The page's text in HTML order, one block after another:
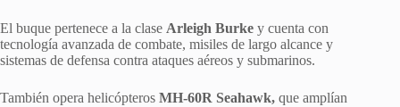
El buque pertenece a la clase Arleigh Burke y cuenta con
tecnología avanzada de combate, misiles de largo alcance y
sistemas de defensa contra ataques aéreos y submarinos.
También opera helicópteros MH-60R Seahawk, que amplían